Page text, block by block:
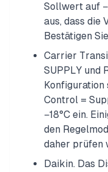
Sollwert auf
aus, dass die
Bestätigen
Carrier
SUPPLY und
Konfiguration
Control =
−18°C ein.
den
daher prüfen
Daikin. Das